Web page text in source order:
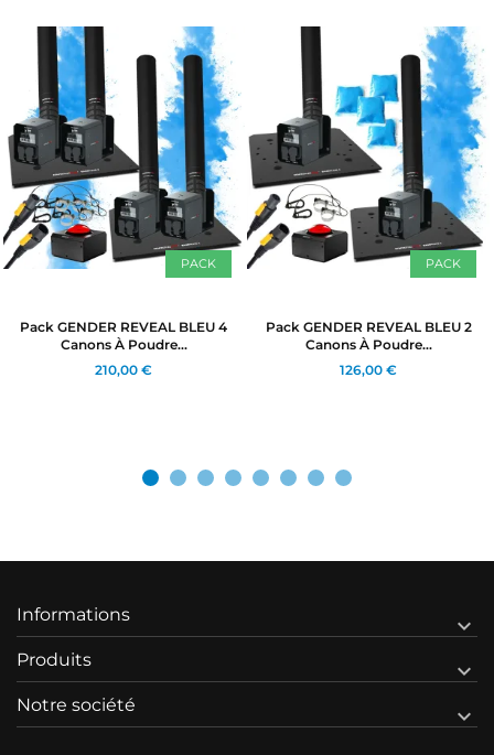
PACK
Pack GENDER REVEAL BLEU 4
Canons À Poudre...
210,00 €
PACK
Pack GENDER REVEAL BLEU 2
Canons À Poudre...
126,00 €
Informations 
Produits 
Notre société 